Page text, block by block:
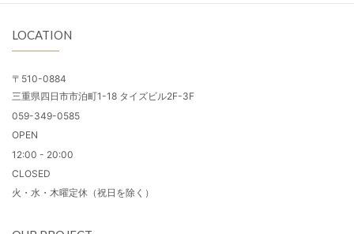
LOCATION
〒510-0884
三重県四日市市泊町1-18 タイズビル2F-3F
059-349-0585
OPEN
12:00 - 20:00
CLOSED
火・水・木曜定休（祝日を除く）